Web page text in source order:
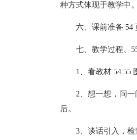
种方式体现于教学中。
六、课前准备 54
七、教学过程、
1、看教材 54
2、想一想，问
后。
3、谈话引入，